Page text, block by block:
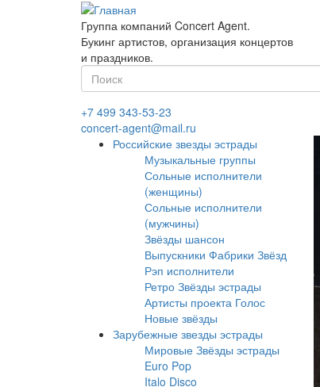
Группа компаний Concert Agent.
Букинг артистов, организация концертов
и праздников.
Форма
поиска
+7 499 343-53-23
concert-agent@mail.ru
Российские звезды эстрады
Музыкальные группы
Сольные исполнители
(женщины)
Сольные исполнители
(мужчины)
Звёзды шансон
Выпускники Фабрики Звёзд
Рэп исполнители
Ретро Звёзды эстрады
Артисты проекта Голос
Новые звёзды
Зарубежные звезды эстрады
Мировые Звёзды эстрады
Euro Pop
Italo Disco